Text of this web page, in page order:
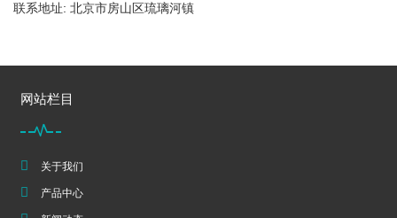
联系地址: 北京市房山区琉璃河镇
网站栏目
关于我们
产品中心